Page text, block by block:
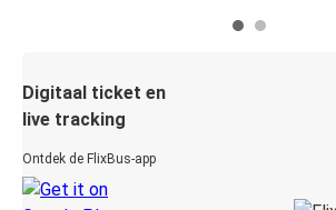
Digitaal ticket en
live tracking
Ontdek de FlixBus-app